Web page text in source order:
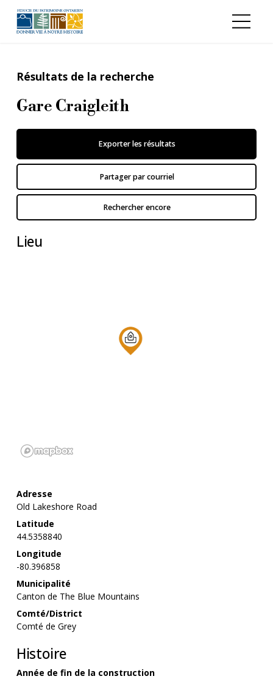
Résultats de la recherche
Gare Craigleith
Exporter les résultats
Partager par courriel
Rechercher encore
Lieu
Adresse
Old Lakeshore Road
Latitude
44.5358840
Longitude
-80.396858
Municipalité
Canton de The Blue Mountains
Comté/District
Comté de Grey
Histoire
Année de fin de la construction